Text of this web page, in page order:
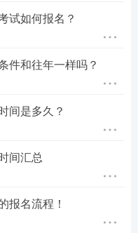
试如何报名？
件和往年一样吗？
间是多久？
间汇总
报名流程！